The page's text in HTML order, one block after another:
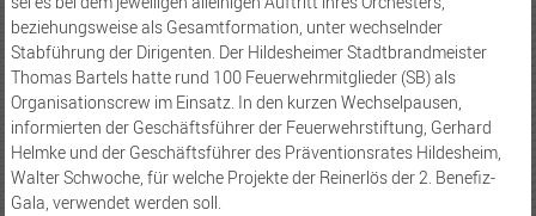
beziehungsweise als Gesamtformation, unter wechselnder
Stabführung der Dirigenten. Der Hildesheimer Stadtbrandmeister
Thomas Bartels hatte rund 100 Feuerwehrmitglieder (SB) als
Organisationscrew im Einsatz. In den kurzen Wechselpausen,
informierten der Geschäftsführer der Feuerwehrstiftung, Gerhard
Helmke und der Geschäftsführer des Präventionsrates Hildesheim,
Walter Schwoche, für welche Projekte der Reinerlös der 2. Benefiz-
Gala, verwendet werden soll.